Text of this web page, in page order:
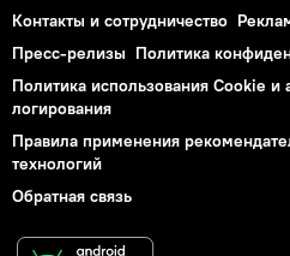
Контакты и сотрудничество
Пресс-релизы Политика
Политика использования Cookie и
логирования
Правила применения
технологий
Обратная связь